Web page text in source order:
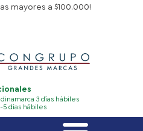
mayores a $100.000!
3 días hábiles
5 días hábiles